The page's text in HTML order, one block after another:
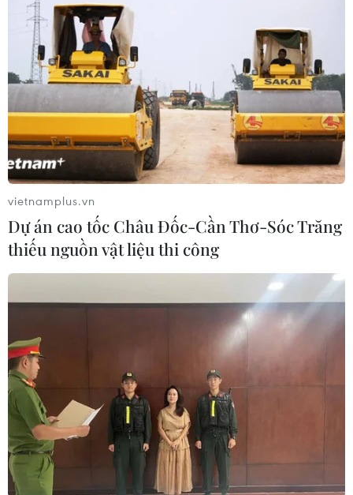
Trung Quốc phát hành bộ tiền xu bằng
vàng và bạc mừng Xuân Canh Tý
24/11/2019 08:18
Theo Ngân hàng Trung ương Trung Quốc, mặt trước của
mỗi đồng tiền xu có quốc huy của Trung Quốc, và mặt
còn lại có hình một con chuột - biểu trưng cho năm Tý.
Phong phú thị trường Kỳ Linh
Canh Tý làng gốm Bát Tràng
vietnamplus.vn
Dự án cao tốc Châu Đốc-Cần Thơ-Sóc Trăng
thiếu nguồn vật liệu thi công